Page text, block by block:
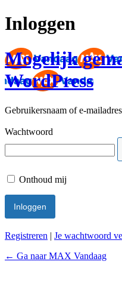
Inloggen
Mogelijk
WordPress
Gebruikersnaam of e-mailadres
Wachtwoord
Onthoud mij
Registreren | Je wachtwoord
← Ga naar MAX Vandaag